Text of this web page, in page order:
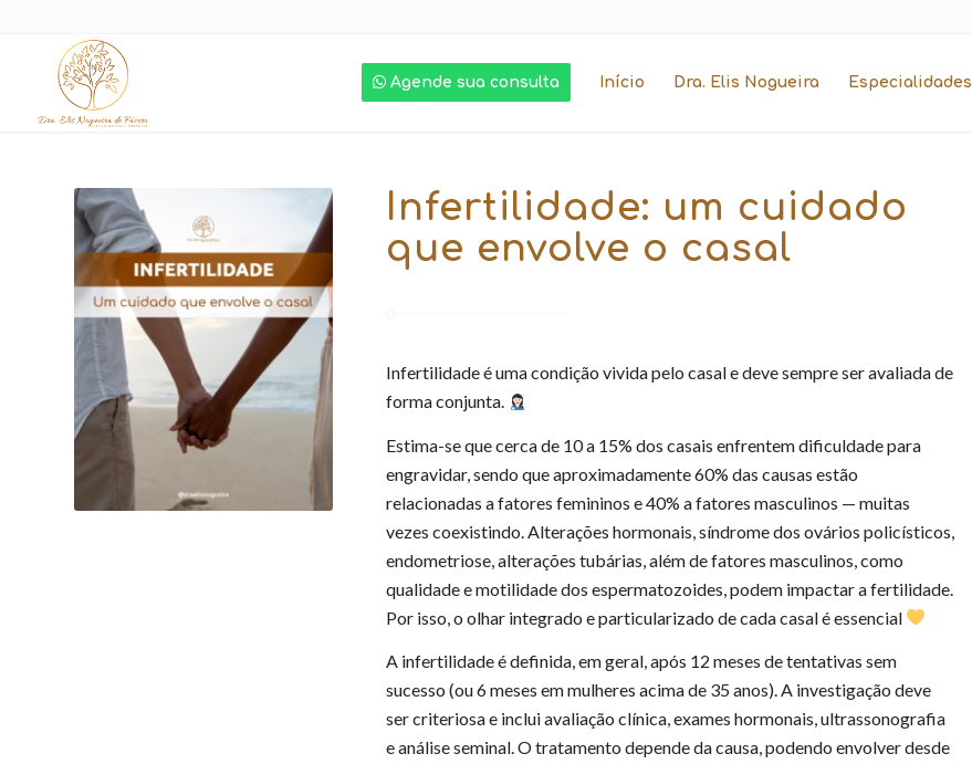
Agende sua consulta Início Dra. Elis Nogueira Especialidades
Infertilidade: um cuidado
que envolve o casal
Infertilidade é uma condição vivida pelo casal e deve sempre ser avaliada de
forma conjunta.
Estima-se que cerca de 10 a 15% dos casais enfrentem dificuldade para
engravidar, sendo que aproximadamente 60% das causas estão
relacionadas a fatores femininos e 40% a fatores masculinos — muitas
vezes coexistindo. Alterações hormonais, síndrome dos ovários policísticos,
endometriose, alterações tubárias, além de fatores masculinos, como
qualidade e motilidade dos espermatozoides, podem impactar a fertilidade.
Por isso, o olhar integrado e particularizado de cada casal é essencial
A infertilidade é definida, em geral, após 12 meses de tentativas sem
sucesso (ou 6 meses em mulheres acima de 35 anos). A investigação deve
ser criteriosa e inclui avaliação clínica, exames hormonais, ultrassonografia
e análise seminal. O tratamento depende da causa, podendo envolver desde